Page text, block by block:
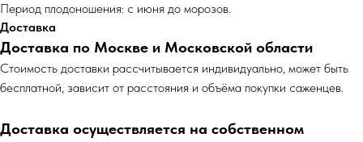
Период плодоношения: с июня до морозов.
Доставка
Доставка по Москве и Московской области
Cтоимость доставки рассчитывается индивидуально, может быть
бесплатной, зависит от расстояния и объёма покупки саженцев.
Доставка осуществляется на собственном